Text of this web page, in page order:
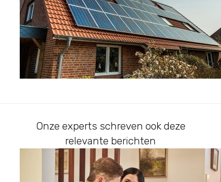
Onze experts schreven ook deze
relevante berichten